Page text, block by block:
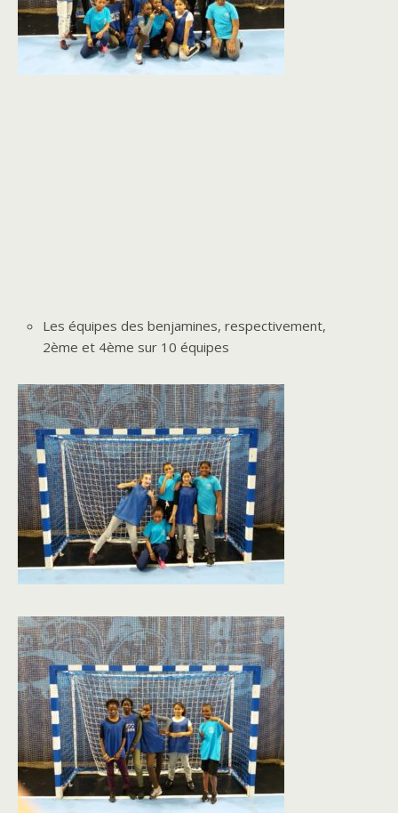
Les équipes des benjamines, respectivement,
2ème et 4ème sur 10 équipes